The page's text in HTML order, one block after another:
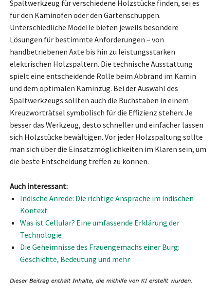
Spaltwerkzeug für verschiedene Holzstücke finden, sei es
für den Kaminofen oder den Gartenschuppen.
Unterschiedliche Modelle bieten jeweils besondere
Lösungen für bestimmte Anforderungen – von
handbetriebenen Axte bis hin zu leistungsstarken
elektrischen Holzspaltern. Die technische Ausstattung
spielt eine entscheidende Rolle beim Abbrand im Kamin
und dem optimalen Kaminzug. Bei der Auswahl des
Spaltwerkzeugs sollten auch die Buchstaben in einem
Kreuzworträtsel symbolisch für die Effizienz stehen: Je
besser das Werkzeug, desto schneller und einfacher lassen
sich Holzstücke bewältigen. Vor jeder Holzspaltung sollte
man sich über die Einsatzmöglichkeiten im Klaren sein, um
die beste Entscheidung treffen zu können.
Auch interessant:
Indische Anrede: Die richtige Ansprache im indischen
Kontext
Was ist Cellular? Eine umfassende Erklärung der
Technologie
Die Geheimnisse des Frauengemachs einer Burg:
Geschichte, Bedeutung und mehr